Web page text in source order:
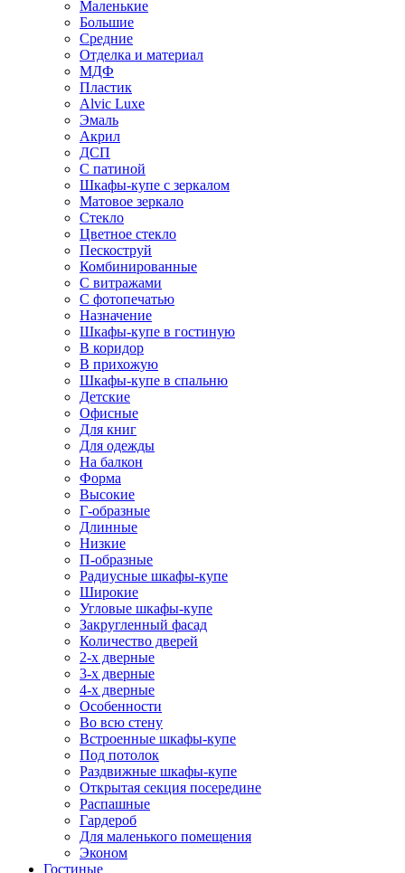
Маленькие
Большие
Средние
Отделка и материал
МДФ
Пластик
Alvic Luxe
Эмаль
Акрил
ДСП
С патиной
Шкафы-купе с зеркалом
Матовое зеркало
Стекло
Цветное стекло
Пескоструй
Комбинированные
С витражами
С фотопечатью
Назначение
Шкафы-купе в гостиную
В коридор
В прихожую
Шкафы-купе в спальню
Детские
Офисные
Для книг
Для одежды
На балкон
Форма
Высокие
Г-образные
Длинные
Низкие
П-образные
Радиусные шкафы-купе
Широкие
Угловые шкафы-купе
Закругленный фасад
Количество дверей
2-х дверные
3-х дверные
4-х дверные
Особенности
Во всю стену
Встроенные шкафы-купе
Под потолок
Раздвижные шкафы-купе
Открытая секция посередине
Распашные
Гардероб
Для маленького помещения
Эконом
Гостиные